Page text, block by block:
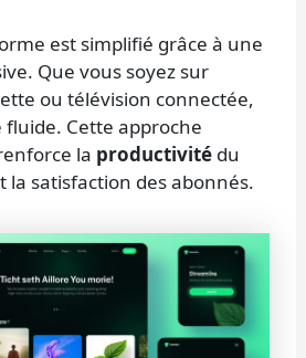
est simplifié grâce à une
Que vous soyez sur
ou télévision connectée,
fluide. Cette approche
la productivité du
la satisfaction des abonnés.